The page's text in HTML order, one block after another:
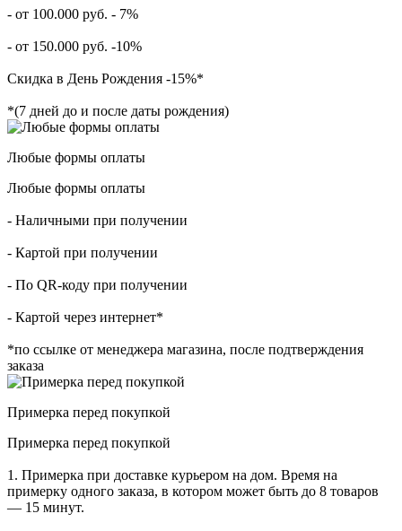
- от 100.000 руб. - 7%
- от 150.000 руб. -10%
Скидка в День Рождения -15%*
*(7 дней до и после даты рождения)
Любые формы оплаты
Любые формы оплаты
- Наличными при получении
- Картой при получении
- По QR-коду при получении
- Картой через интернет*
*по ссылке от менеджера магазина, после подтверждения
заказа
Примерка перед покупкой
Примерка перед покупкой
1. Примерка при доставке курьером на дом. Время на
примерку одного заказа, в котором может быть до 8 товаров
— 15 минут.